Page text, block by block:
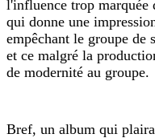
l'influence trop marquée
qui donne une
empêchant le groupe de
et ce malgré la
de modernité au groupe.
Bref, un album qui